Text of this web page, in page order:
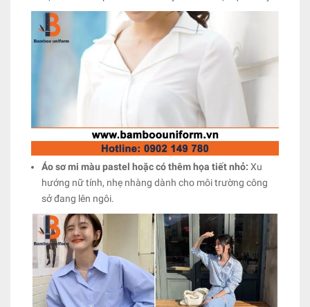
Áo sơ mi màu pastel hoặc có thêm họa tiết nhỏ: Xu
hướng nữ tính, nhẹ nhàng dành cho môi trường công
sở đang lên ngôi.